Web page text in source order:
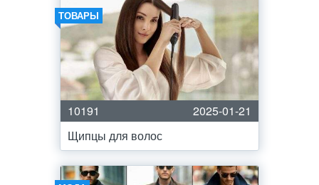
ТОВАРЫ
10191
2025-01-21
Щипцы для волос